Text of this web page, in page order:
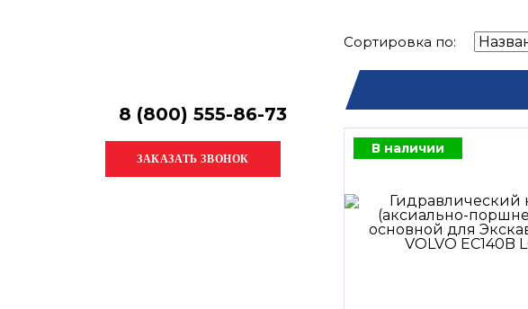
8 (800) 555-86-73
Сортировка по:
В наличии